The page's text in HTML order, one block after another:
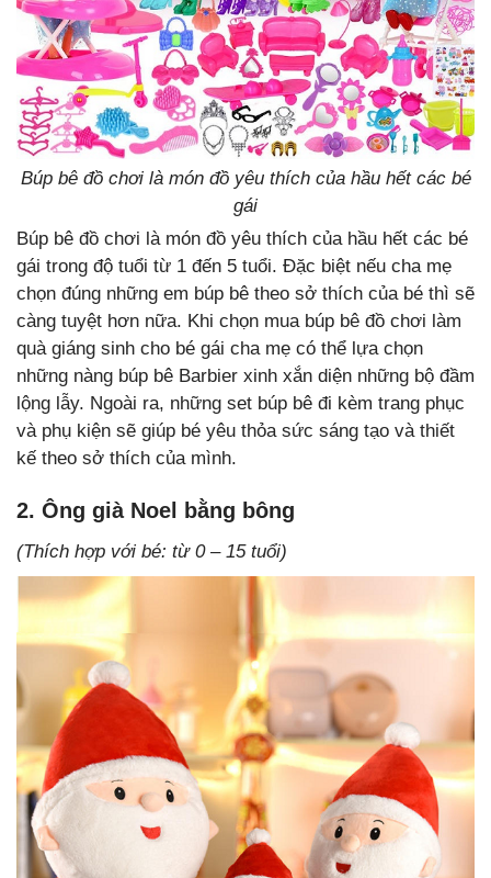
Búp bê đồ chơi là món đồ yêu thích của hầu hết các bé
gái
Búp bê đồ chơi là món đồ yêu thích của hầu hết các bé
gái trong độ tuổi từ 1 đến 5 tuổi. Đặc biệt nếu cha mẹ
chọn đúng những em búp bê theo sở thích của bé thì sẽ
càng tuyệt hơn nữa. Khi chọn mua búp bê đồ chơi làm
quà giáng sinh cho bé gái cha mẹ có thể lựa chọn
những nàng búp bê Barbier xinh xắn diện những bộ đầm
lộng lẫy. Ngoài ra, những set búp bê đi kèm trang phục
và phụ kiện sẽ giúp bé yêu thỏa sức sáng tạo và thiết
kế theo sở thích của mình.
2. Ông già Noel bằng bông
(Thích hợp với bé: từ 0 – 15 tuổi)